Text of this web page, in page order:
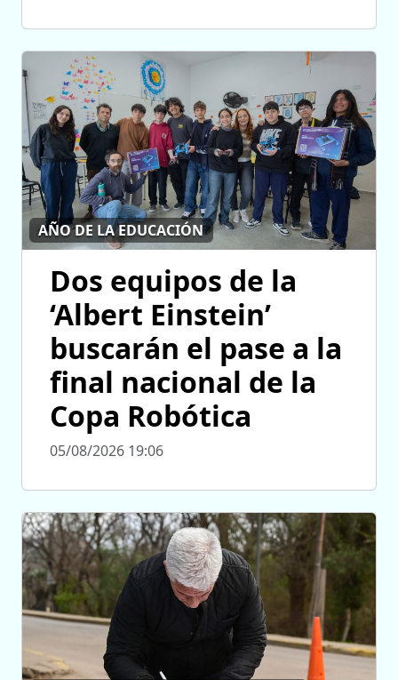
AÑO DE LA EDUCACIÓN
Dos equipos de la
‘Albert Einstein’
buscarán el pase a la
final nacional de la
Copa Robótica
05/08/2026 19:06